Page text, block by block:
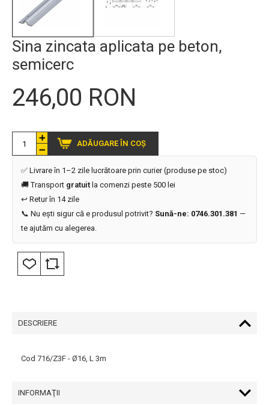
Sina zincata aplicata pe beton,
semicerc
246,00 RON
ADĂUGARE ÎN COȘ
✅ Livrare în 1–2 zile lucrătoare prin curier (produse pe stoc)
🚚 Transport gratuit la comenzi peste 500 lei
↩️ Retur în 14 zile
📞 Nu ești sigur că e produsul potrivit? Sună-ne: 0746.301.381 —
te ajutăm cu alegerea.
DESCRIERE
Cod 716/Z3F - Ø16, L 3m
INFORMAŢII